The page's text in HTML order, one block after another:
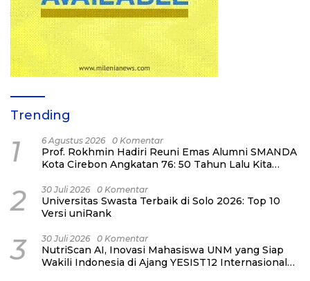
Trending
1 6 Agustus 2026 0 Komentar
Prof. Rokhmin Hadiri Reuni Emas Alumni SMANDA
Kota Cirebon Angkatan 76: 50 Tahun Lalu Kita
2 30 Juli 2026 0 Komentar
Universitas Swasta Terbaik di Solo 2026: Top 10
Versi uniRank
3 30 Juli 2026 0 Komentar
NutriScan AI, Inovasi Mahasiswa UNM yang Siap
Wakili Indonesia di Ajang YESIST12 Internasional